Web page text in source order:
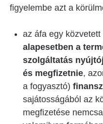
figyelembe azt a
az áfa egy
alapesetben a
szolgáltatás
és megfizetnie,
a fogyasztó)
sajátosságából az
megfizetése